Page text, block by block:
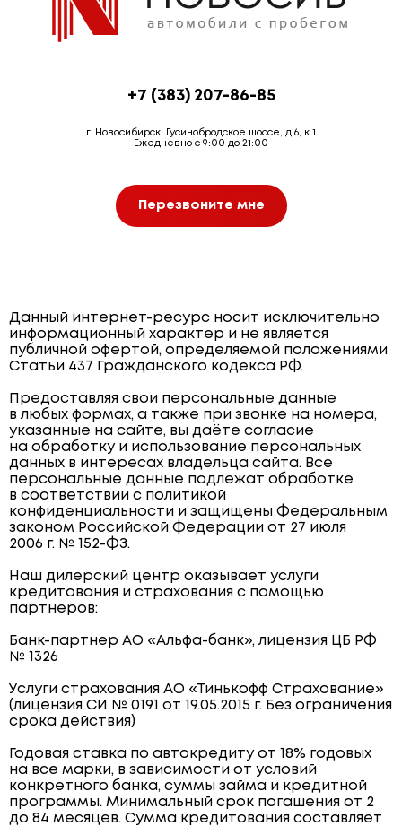
+7 (383) 207-86-85
г. Новосибирск, Гусинобродское шоссе, д.6, к.1
Ежедневно с 9:00 до 21:00
Перезвоните мне
Данный интернет-ресурс носит исключительно
информационный характер и не является
публичной офертой, определяемой положениями
Статьи 437 Гражданского кодекса РФ.
Предоставляя свои персональные данные
в любых формах, а также при звонке на номера,
указанные на сайте, вы даёте согласие
на обработку и использование персональных
данных в интересах владельца сайта. Все
персональные данные подлежат обработке
в соответствии с политикой
конфиденциальности и защищены Федеральным
законом Российской Федерации от 27 июля
2006 г. № 152-ФЗ.
Наш дилерский центр оказывает услуги
кредитования и страхования с помощью
партнеров:
Банк-партнер АО «Альфа-банк», лицензия ЦБ РФ
№ 1326
Услуги страхования АО «Тинькофф Страхование»
(лицензия СИ № 0191 от 19.05.2015 г. Без ограничения
срока действия)
Годовая ставка по автокредиту от 18% годовых
на все марки, в зависимости от условий
конкретного банка, суммы займа и кредитной
программы. Минимальный срок погашения от 2
до 84 месяцев. Сумма кредитования составляет